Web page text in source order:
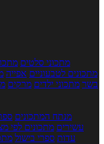
מתכוני סלטים
מתכונים לטבעוניים אפייה
בשר מתכוני ילדים מרקים
מנתח המתכונים
עשירים מתכונים לפי
עדות ספרי בישול